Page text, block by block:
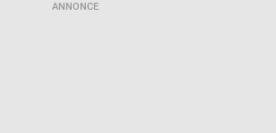
ANNONCE